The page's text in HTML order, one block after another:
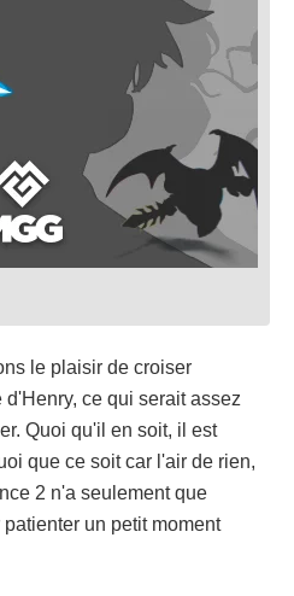
le plaisir de croiser
ce qui serait assez
Quoi qu'il en soit, il est
que ce soit car l'air de rien,
2 n'a seulement que
un petit moment